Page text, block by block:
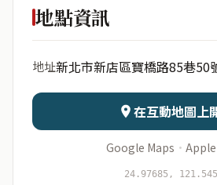
日期 出生時
資料僅用於即時分析，
地點資訊
地址新北市新店區寶橋路85巷50
在互動地圖上
Google Maps ·
24.97685,